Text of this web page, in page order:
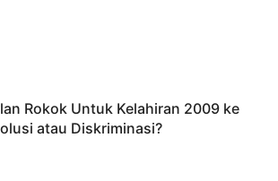
Rokok Untuk Kelahiran 2009 ke
atau Diskriminasi?